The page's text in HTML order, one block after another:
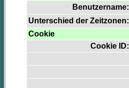
Benutzername:
Unterschied der Zeitzonen:
Cookie
Cookie ID: